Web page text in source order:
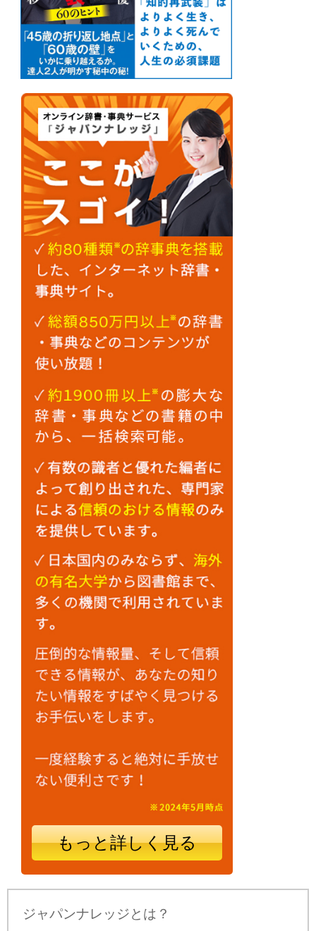
もっと詳しく見る
ジャパンナレッジとは？